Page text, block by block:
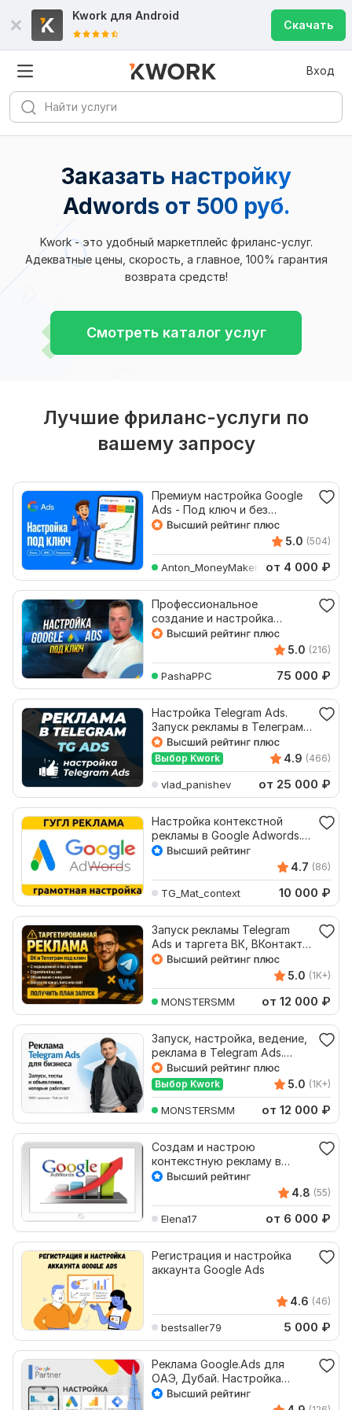
Kwork для Android
Скачать
Вход
Заказать настройку
Adwords от 500 руб.
Kwork - это удобный маркетплейс фриланс-услуг.
Адекватные цены, скорость, а главное, 100% гарантия
возврата средств!
Смотреть каталог услуг
Лучшие фриланс-услуги по
вашему запросу
Премиум настройка Google
Ads - Под ключ и без
ложных обещаний
5.0 (504)
Anton_MoneyMaker от 4 000 ₽
Профессиональное
создание и настройка
рекламы в Google Ads. RU,
5.0 (216)
PashaPPC 75 000 ₽
Настройка Telegram Ads.
Запуск рекламы в Телеграм
Адс. Под Ключ
Выбор Kwork 4.9 (466)
vlad_panishev от 25 000 ₽
Настройка контекстной
рекламы в Google Adwords.
ПОИСК КМС
4.7 (86)
TG_Mat_context 10 000 ₽
Запуск рекламы Telegram
Ads и таргета ВК, ВКонтакте.
Настройка ведение
5.0 (1K+)
MONSTERSMM от 12 000 ₽
Запуск, настройка, ведение,
реклама в Telegram Ads.
Таргет Телеграм
Выбор Kwork 5.0 (1K+)
MONSTERSMM от 12 000 ₽
Создам и настрою
контекстную рекламу в
Google Ads
4.8 (55)
Elena17 от 6 000 ₽
Регистрация и настройка
аккаунта Google Ads
4.6 (46)
bestsaller79 5 000 ₽
Реклама Google.Ads для
ОАЭ, Дубай. Настройка
аналитики GA